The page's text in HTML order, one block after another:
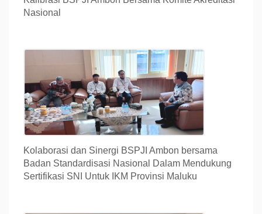
Nasional
Kolaborasi dan Sinergi BSPJI Ambon bersama
Badan Standardisasi Nasional Dalam Mendukung
Sertifikasi SNI Untuk IKM Provinsi Maluku